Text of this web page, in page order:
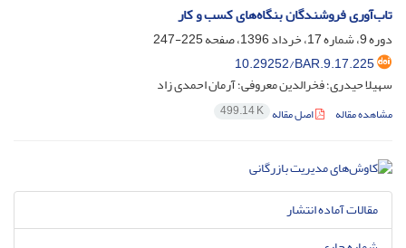
تاب‌آوری فروشندگان بنگاه‌های کسب و کار
دوره 9، شماره 17، خرداد 1396، صفحه
225-247
10.29252/BAR.9.17.225
سهیلا حیدری؛ فخرالدین معروفی؛ آرمان احمدی زاد
مشاهده مقاله اصل مقاله 499.14 K
مقالات آماده انتشار